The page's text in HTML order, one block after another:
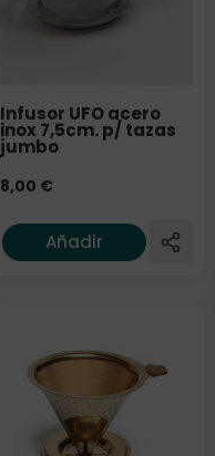
Infusor UFO acero
inox 7,5cm. p/ tazas
jumbo
8,00 €
Añadir